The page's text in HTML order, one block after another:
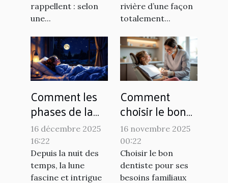
rappellent : selon
une...
rivière d’une façon
totalement...
Comment les
phases de la
lune affectent-
elles nos
habitudes de
sommeil ?
16 décembre 2025
16:22
Depuis la nuit des
temps, la lune
fascine et intrigue
Comment
choisir le bon
dentiste pour
vos besoins
familiaux ?
16 novembre 2025
00:22
Choisir le bon
dentiste pour ses
besoins familiaux